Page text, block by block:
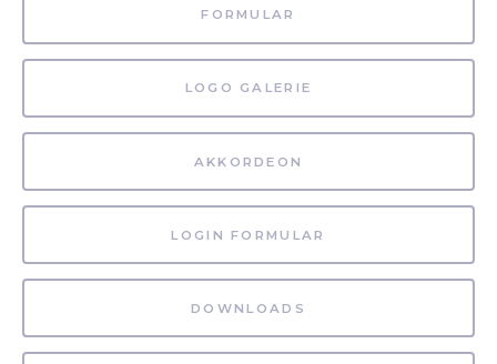
FORMULAR
LOGO GALERIE
AKKORDEON
LOGIN FORMULAR
DOWNLOADS